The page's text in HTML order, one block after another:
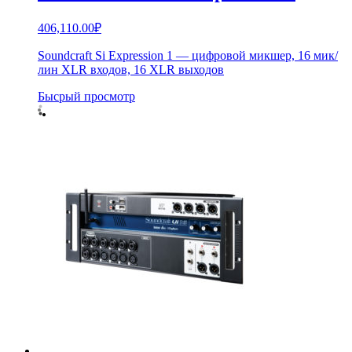
406,110.00₽
Soundcraft Si Expression 1 — цифровой микшер, 16 мик/
лин XLR входов, 16 XLR выходов
Бысрый просмотр